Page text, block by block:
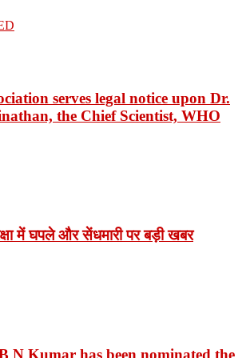
serves legal notice upon Dr.
the Chief Scientist, WHO
में घपले और सेंधमारी पर बड़ी खबर